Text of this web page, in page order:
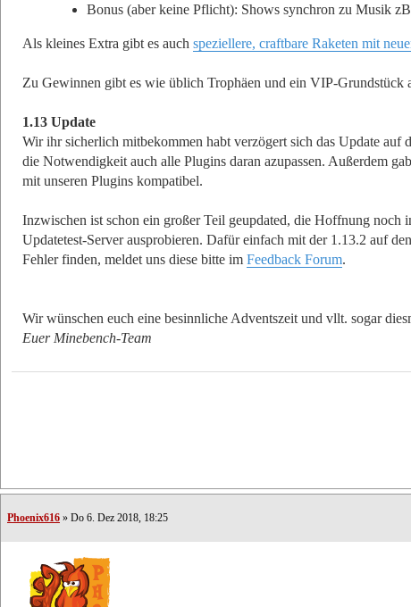
Bonus (aber keine Pflicht): Shows synchron zu Musik
Als kleines Extra gibt es auch speziellere, craftbare Raketen mit
Zu Gewinnen gibt es wie üblich Trophäen und ein VIP-Grundstück
1.13 Update
Wir ihr sicherlich mitbekommen habt verzögert sich das Update
die Notwendigkeit auch alle Plugins daran azupassen. Außerdem
mit unseren Plugins kompatibel.
Inzwischen ist schon ein großer Teil geupdated, die Hoffnung noch
Updatetest-Server ausprobieren. Dafür einfach mit der 1.13.2 auf
Fehler finden, meldet uns diese bitte im Feedback Forum.
Wir wünschen euch eine besinnliche Adventszeit und vllt. sogar
Euer Minebench-Team
Phoenix616 » Do 6. Dez 2018, 18:25